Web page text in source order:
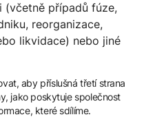
(včetně případů fúze,
reorganizace,
likvidace) nebo jiné
aby příslušná třetí strana
jako poskytuje společnost
které sdílíme.